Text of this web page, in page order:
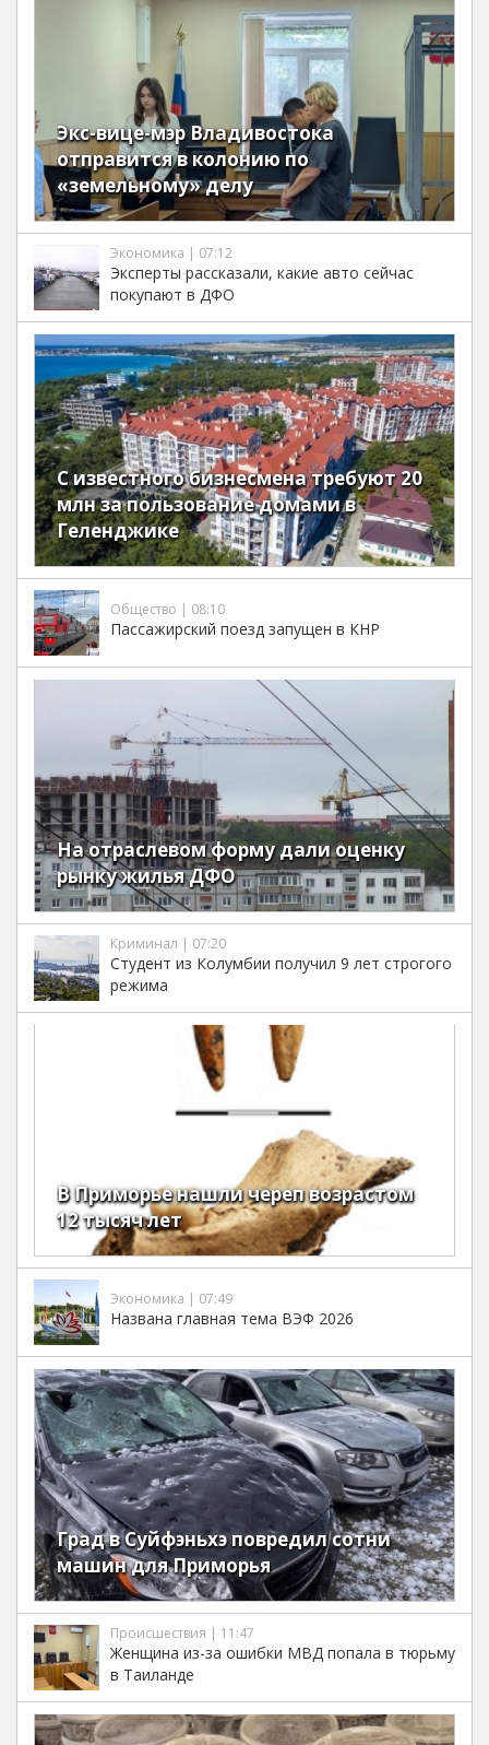
Экс-вице-мэр Владивостока
отправится в колонию по
«земельному» делу
Экономика | 07:12
Эксперты рассказали, какие авто сейчас
покупают в ДФО
С известного бизнесмена требуют 20
млн за пользование домами в
Геленджике
Общество | 08:10
Пассажирский поезд запущен в КНР
На отраслевом форму дали оценку
рынку жилья ДФО
Криминал | 07:20
Студент из Колумбии получил 9 лет строгого
режима
В Приморье нашли череп возрастом
12 тысяч лет
Экономика | 07:49
Названа главная тема ВЭФ 2026
Град в Суйфэньхэ повредил сотни
машин для Приморья
Происшествия | 11:47
Женщина из-за ошибки МВД попала в тюрьму
в Таиланде